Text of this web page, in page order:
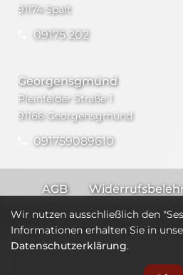
91174 Spalt
09175 202
Georgensgmünd
Pleinfelder Straße 1
91166 Georgensgmünd
091759089610
AGB
Impressum
Wir nutzen ausschließlich den
Informationen erhalten Sie in
Datenschutzerklärung.